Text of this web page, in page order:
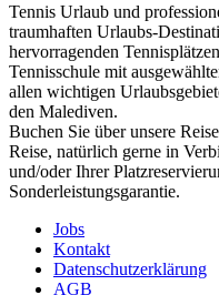
Tennis Urlaub und
traumhaften Urlaubs-
hervorragenden
Tennisschule mit
allen wichtigen
den Malediven.
Buchen Sie über unsere
Reise, natürlich gerne in
und/oder Ihrer
Sonderleistungsgarantie.
Jobs
Kontakt
Datenschutzerklärung
AGB